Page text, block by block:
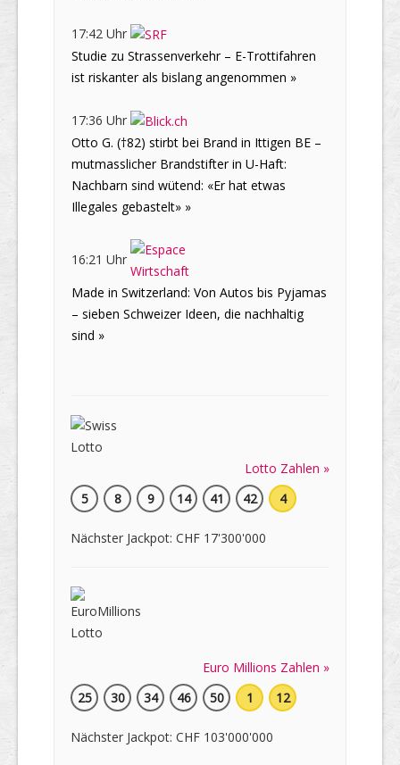
17:42 Uhr
Studie zu Strassenverkehr – E-Trottifahren
ist riskanter als bislang angenommen »
17:36 Uhr
Otto G. (†82) stirbt bei Brand in Ittigen BE –
mutmasslicher Brandstifter in U-Haft:
Nachbarn sind wütend: «Er hat etwas
Illegales gebastelt» »
16:21 Uhr
Made in Switzerland: Von Autos bis Pyjamas
– sieben Schweizer Ideen, die nachhaltig
sind »
Lotto Zahlen »
5
8 9 14 41 42 4
Nächster Jackpot: CHF 17'300'000
Euro Millions Zahlen »
25
30 34 46 50 1 12
Nächster Jackpot: CHF 103'000'000